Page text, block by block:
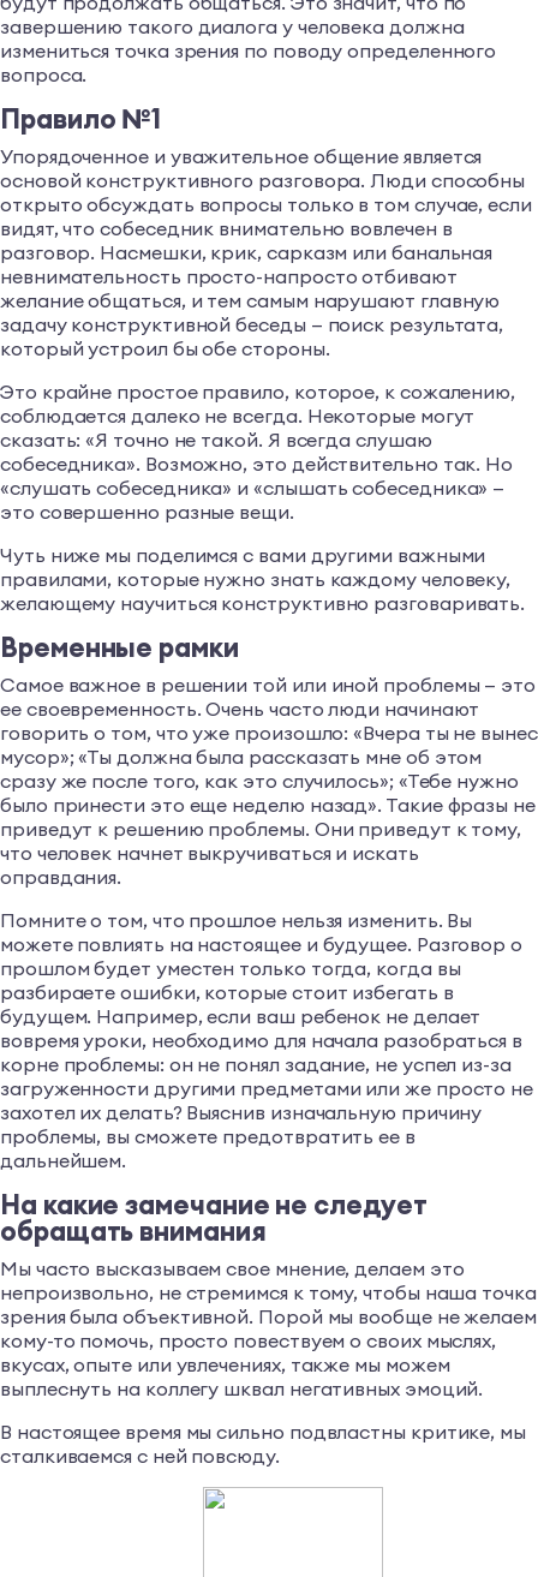
завершению такого диалога у человека должна
измениться точка зрения по поводу определенного
вопроса.
Правило №1
Упорядоченное и уважительное общение является
основой конструктивного разговора. Люди способны
открыто обсуждать вопросы только в том случае, если
видят, что собеседник внимательно вовлечен в
разговор. Насмешки, крик, сарказм или банальная
невнимательность просто-напросто отбивают
желание общаться, и тем самым нарушают главную
задачу конструктивной беседы — поиск результата,
который устроил бы обе стороны.
Это крайне простое правило, которое, к сожалению,
соблюдается далеко не всегда. Некоторые могут
сказать: «Я точно не такой. Я всегда слушаю
собеседника». Возможно, это действительно так. Но
«слушать собеседника» и «слышать собеседника» —
это совершенно разные вещи.
Чуть ниже мы поделимся с вами другими важными
правилами, которые нужно знать каждому человеку,
желающему научиться конструктивно разговаривать.
Временные рамки
Самое важное в решении той или иной проблемы — это
ее своевременность. Очень часто люди начинают
говорить о том, что уже произошло: «Вчера ты не вынес
мусор»; «Ты должна была рассказать мне об этом
сразу же после того, как это случилось»; «Тебе нужно
было принести это еще неделю назад». Такие фразы не
приведут к решению проблемы. Они приведут к тому,
что человек начнет выкручиваться и искать
оправдания.
Помните о том, что прошлое нельзя изменить. Вы
можете повлиять на настоящее и будущее. Разговор о
прошлом будет уместен только тогда, когда вы
разбираете ошибки, которые стоит избегать в
будущем. Например, если ваш ребенок не делает
вовремя уроки, необходимо для начала разобраться в
корне проблемы: он не понял задание, не успел из-за
загруженности другими предметами или же просто не
захотел их делать? Выяснив изначальную причину
проблемы, вы сможете предотвратить ее в
дальнейшем.
На какие замечание не следует
обращать внимания
Мы часто высказываем свое мнение, делаем это
непроизвольно, не стремимся к тому, чтобы наша точка
зрения была объективной. Порой мы вообще не желаем
кому-то помочь, просто повествуем о своих мыслях,
вкусах, опыте или увлечениях, также мы можем
выплеснуть на коллегу шквал негативных эмоций.
В настоящее время мы сильно подвластны критике, мы
сталкиваемся с ней повсюду.